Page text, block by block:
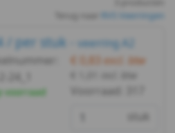
RVS Veerringen
/ per stuk - veerring A2
voorraad
€ 0,83 excl. btw
incl. btw
Voorraad: